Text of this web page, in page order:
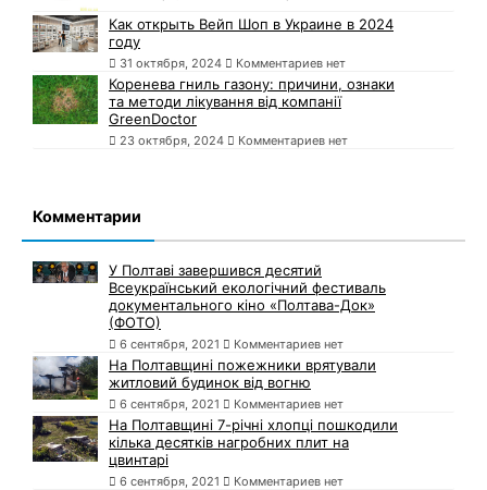
Как открыть Вейп Шоп в Украине в 2024
году
31 октября, 2024 Комментариев нет
Коренева гниль газону: причини, ознаки
та методи лікування від компанії
GreenDoctor
23 октября, 2024 Комментариев нет
Комментарии
У Полтаві завершився десятий
Всеукраїнський екологічний фестиваль
документального кіно «Полтава-Док»
(ФОТО)
6 сентября, 2021 Комментариев нет
На Полтавщині пожежники врятували
житловий будинок від вогню
6 сентября, 2021 Комментариев нет
На Полтавщині 7-річні хлопці пошкодили
кілька десятків нагробних плит на
цвинтарі
6 сентября, 2021 Комментариев нет